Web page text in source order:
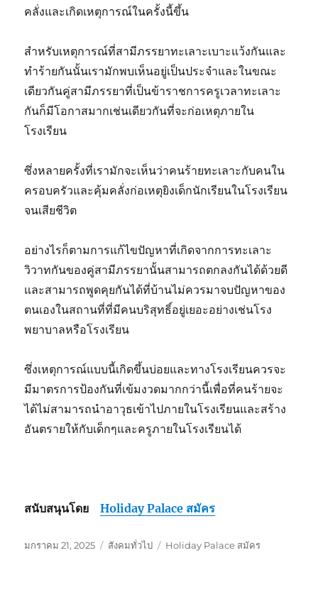
คลั่งและเกิดเหตุการณ์ในครั้งนี้ขึ้น
สำหรับเหตุการณ์ที่สามีภรรยาทะเลาะเบาะแว้งกันและ
ทำร้ายกันนั้นเรามักพบเห็นอยู่เป็นประจำและในขณะ
เดียวกันคู่สามีภรรยาที่เป็นข้าราชการครูเวลาทะเลาะ
กันก็มีโอกาสมากเช่นเดียวกันที่จะก่อเหตุภายใน
โรงเรียน
ซึ่งหลายครั้งที่เรามักจะเห็นว่าคนร้ายทะเลาะกับคนใน
ครอบครัวและคุ้มคลั่งก่อเหตุยิงเด็กนักเรียนในโรงเรียน
จนเสียชีวิต
อย่างไรก็ตามการแก้ไขปัญหาที่เกิดจากการทะเลาะ
วิวาทกันของคู่สามีภรรยานั้นสามารถตกลงกันได้ด้วยดี
และสามารถพูดคุยกันได้ที่บ้านไม่ควรมาจบปัญหาของ
ตนเองในสถานที่ที่มีคนบริสุทธิ์อยู่เยอะอย่างเช่นโรง
พยาบาลหรือโรงเรียน
ซึ่งเหตุการณ์แบบนี้เกิดขึ้นบ่อยและทางโรงเรียนควรจะ
มีมาตรการป้องกันที่เข้มงวดมากกว่านี้เพื่อที่คนร้ายจะ
ได้ไม่สามารถนำอาวุธเข้าไปภายในโรงเรียนและสร้าง
อันตรายให้กับเด็กๆและครูภายในโรงเรียนได้
สนับสนุนโดยHoliday Palace สมัคร
เขียน
มกราคม 21, 2025
หมวด
สังคมทั่วไป
ป้าย
Holiday Palace สมัคร